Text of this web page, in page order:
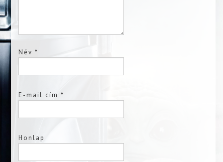
Név*
E-mail cím*
Honlap